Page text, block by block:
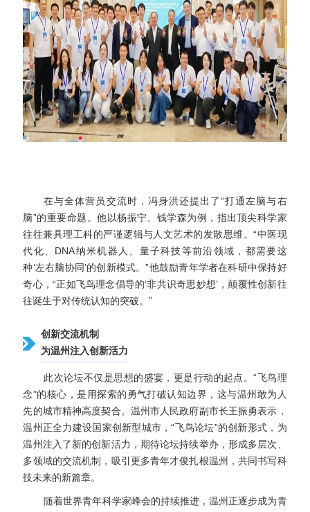
在与全体营员交流时，冯身洪还提出了“打通左脑与右
脑”的重要命题。他以杨振宁、钱学森为例，指出顶尖科学家
往往兼具理工科的严谨逻辑与人文艺术的发散思维。“中医现
代化、DNA纳米机器人、量子科技等前沿领域，都需要这
种‘左右脑协同’的创新模式。”他鼓励青年学者在科研中保持好
奇心，“正如飞鸟理念倡导的‘非共识奇思妙想’，颠覆性创新往
往诞生于对传统认知的突破。”
创新交流机制
为温州注入创新活力
此次论坛不仅是思想的盛宴，更是行动的起点。“飞鸟理
念”的核心，是用探索的勇气打破认知边界，这与温州敢为人
先的城市精神高度契合。温州市人民政府副市长王振勇表示，
温州正全力建设国家创新型城市，“飞鸟论坛”的创新形式，为
温州注入了新的创新活力，期待论坛持续举办，形成多层次、
多领域的交流机制，吸引更多青年才俊扎根温州，共同书写科
技未来的新篇章。
随着世界青年科学家峰会的持续推进，温州正逐步成为青